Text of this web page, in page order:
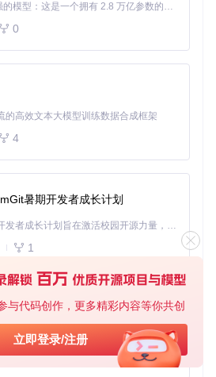
与代码创作，更多精彩内容等你共创
立即登录/注册
python=3.10
景简单、光照均匀的素材。官方示
source/目录。
Editing"区域调节三个滑动条：
仰）：范围[-30, 30]度
航）：范围[-45, 45]度
转）：范围[-20, 20]度
Video"区域选择合适的动作模板，
Kimi K3 是Kimi能力最强的模型：这是一个拥有 2.8 万亿参数的混合专家（MoE）模型，具备原生视觉理解能力，并支持 100 万 token 的上下文窗口。
0
的高效文本大模型训练数据合成框架
4
暑期开发者成长计划
「源启盛夏」暑期校园开发者成长计划旨在激活校园开源力量，通过积分激励、认证扶持、资源倾斜等形式，引导高校组织和开发者完成「入驻 — 建项目 — 做贡献 — 获认证 — 得资源」的完整闭环。无论你是想带领社团入驻平台的组织者，还是希望用代码贡献证明自己的开发者，都能在这里找到属于你的成长路径。
1
基于Python的Xiaozhi AI，适用于想要完整Xiaozhi体验而无需拥有专用硬件的用户。
1